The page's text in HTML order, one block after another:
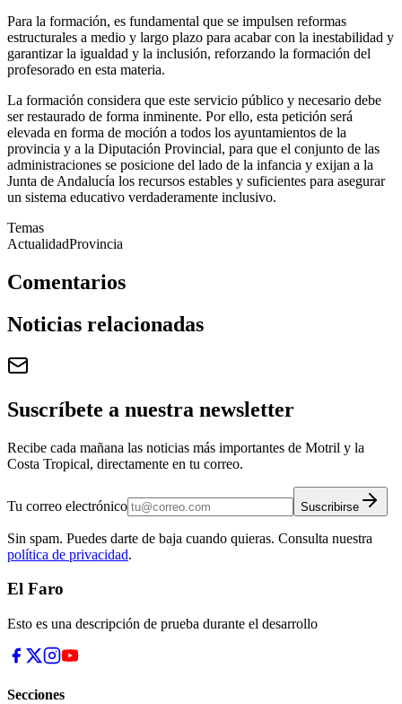
Para la formación, es fundamental que se impulsen reformas
estructurales a medio y largo plazo para acabar con la inestabilidad y
garantizar la igualdad y la inclusión, reforzando la formación del
profesorado en esta materia.
La formación considera que este servicio público y necesario debe
ser restaurado de forma inminente. Por ello, esta petición será
elevada en forma de moción a todos los ayuntamientos de la
provincia y a la Diputación Provincial, para que el conjunto de las
administraciones se posicione del lado de la infancia y exijan a la
Junta de Andalucía los recursos estables y suficientes para asegurar
un sistema educativo verdaderamente inclusivo.
Temas
ActualidadProvincia
Comentarios
Noticias relacionadas
Suscríbete a nuestra newsletter
Recibe cada mañana las noticias más importantes de Motril y la
Costa Tropical, directamente en tu correo.
Tu correo electrónico Suscribirse
Sin spam. Puedes darte de baja cuando quieras. Consulta nuestra
política de privacidad.
El Faro
Esto es una descripción de prueba durante el desarrollo
Secciones